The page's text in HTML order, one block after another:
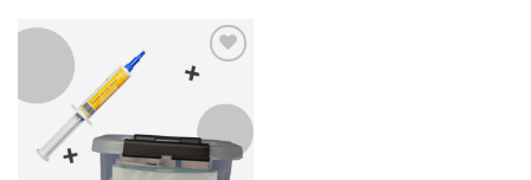
Toevoegen
verlanglijst